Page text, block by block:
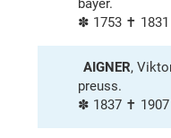
bayer.
✽ 1753 ✝ 1831
AIGNER,
preuss.
✽ 1837 ✝ 1907